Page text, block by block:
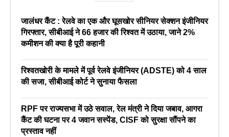
जालंधर कैंट : रेलवे का एक और घूसखोर सीनियर सेक्शन इंजीनियर
गिरफ्तार, सीबीआई ने 66 हजार की रिश्वत में उठाया, जाने 2%
कमीशन की क्या है पूरी कहानी
रिश्वतखोरी के मामले में पूर्व रेलवे इंजीनियर (ADSTE) को 4 साल
की सजा, सीबीआई कोर्ट ने सुनाया फैसला
RPF पर राज्यसभा में उठे सवाल, रेल मंत्री ने दिया जबाव, आगरा
कैंट की घटना पर 4 जवान सस्पेंड, CISF को सुरक्षा सौंपने का
प्रस्ताव नहीं